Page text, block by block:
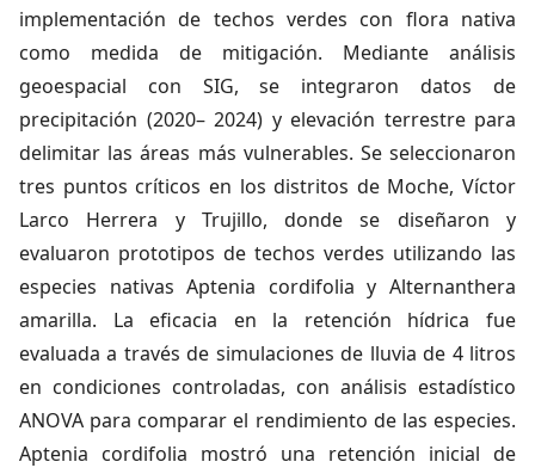
implementación de techos verdes con flora nativa
como medida de mitigación. Mediante análisis
geoespacial con SIG, se integraron datos de
precipitación (2020– 2024) y elevación terrestre para
delimitar las áreas más vulnerables. Se seleccionaron
tres puntos críticos en los distritos de Moche, Víctor
Larco Herrera y Trujillo, donde se diseñaron y
evaluaron prototipos de techos verdes utilizando las
especies nativas Aptenia cordifolia y Alternanthera
amarilla. La eficacia en la retención hídrica fue
evaluada a través de simulaciones de lluvia de 4 litros
en condiciones controladas, con análisis estadístico
ANOVA para comparar el rendimiento de las especies.
Aptenia cordifolia mostró una retención inicial de